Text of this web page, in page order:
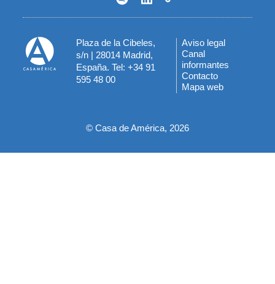
Plaza de la Cibeles,
s/n | 28014 Madrid,
España. Tel: +34 91
595 48 00
Menú
del
pie
Aviso legal
Canal
informantes
Contacto
Mapa web
© Casa de América, 2026